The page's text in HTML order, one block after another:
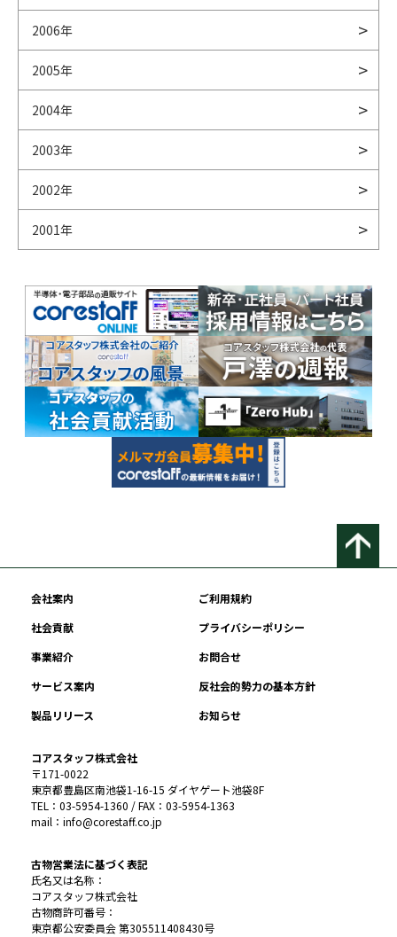
2006年
2005年
2004年
2003年
2002年
2001年
会社案内
ご利用規約
社会貢献
プライバシーポリシー
事業紹介
お問合せ
サービス案内
反社会的勢力の基本方針
製品リリース
お知らせ
コアスタッフ株式会社
〒171-0022
東京都豊島区南池袋1-16-15 ダイヤゲート池袋8F
TEL：03-5954-1360 / FAX：03-5954-1363
mail：info@corestaff.co.jp
古物営業法に基づく表記
氏名又は名称：
コアスタッフ株式会社
古物商許可番号：
東京都公安委員会 第305511408430号